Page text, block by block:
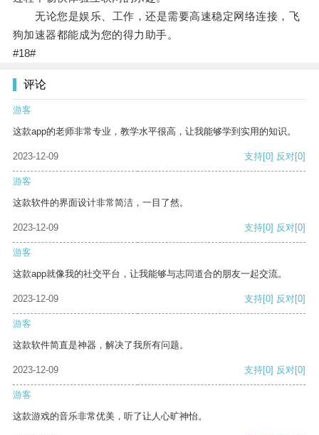
无论您是娱乐、工作，还是需要高速稳定网络连接，飞
狗加速器都能成为您的得力助手。
#18#
评论
游客
这款app的老师非常专业，教学水平很高，让我能够学到实用的知识。
2023-12-09 支持[0] 反对[0]
游客
这款软件的界面设计非常简洁，一目了然。
2023-12-09 支持[0] 反对[0]
游客
这款app就像我的社交平台，让我能够与志同道合的朋友一起交流。
2023-12-09 支持[0] 反对[0]
游客
这款软件简直是神器，解决了我所有问题。
2023-12-09 支持[0] 反对[0]
游客
这款游戏的音乐非常优美，听了让人心旷神怡。